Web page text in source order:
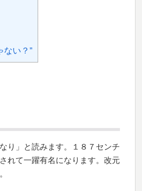
ない？”
り」と読みます。１８７センチ
れて一躍有名になります。改元